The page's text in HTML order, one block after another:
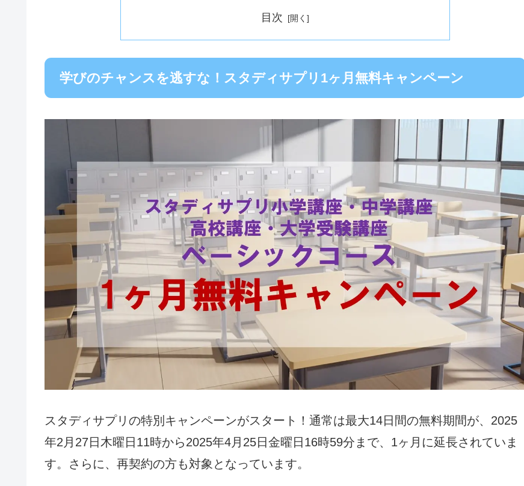
目次
学びのチャンスを逃すな！スタディサプリ1ヶ月無料キャンペーン
スタディサプリの特別キャンペーンがスタート！通常は最大14日間の無料期間が、2025
年2月27日木曜日11時から2025年4月25日金曜日16時59分まで、1ヶ月に延長されていま
す。さらに、再契約の方も対象となっています。